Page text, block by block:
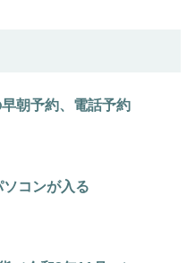
朝予約、電話予約
コンが入る